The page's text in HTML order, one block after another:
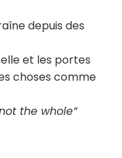
depuis des
et les portes
choses comme
the whole”